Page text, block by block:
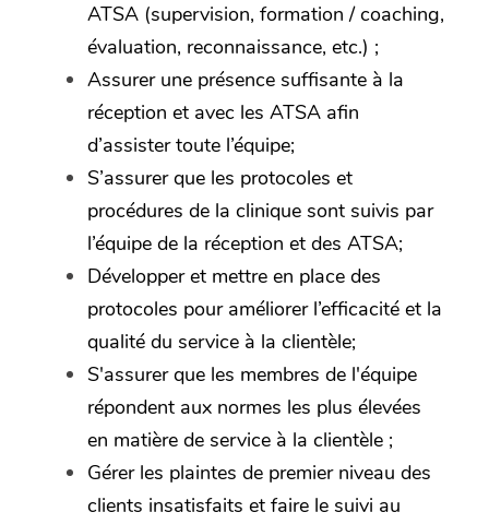
ATSA (supervision, formation / coaching,
évaluation, reconnaissance, etc.) ;
Assurer une présence suffisante à la
réception et avec les ATSA afin
d’assister toute l’équipe;
S’assurer que les protocoles et
procédures de la clinique sont suivis par
l’équipe de la réception et des ATSA;
Développer et mettre en place des
protocoles pour améliorer l’efficacité et la
qualité du service à la clientèle;
S'assurer que les membres de l'équipe
répondent aux normes les plus élevées
en matière de service à la clientèle ;
Gérer les plaintes de premier niveau des
clients insatisfaits et faire le suivi au